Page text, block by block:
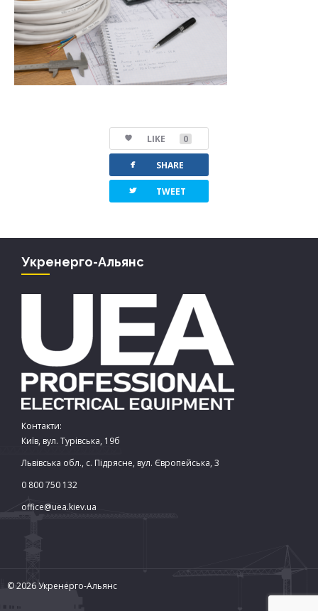
LIKE 0
facebook SHARE
twitterbird TWEET
Укренерго-Альянс
Контакти:
Київ, вул. Турівська, 19б
Львівська обл., с. Підрясне, вул. Європейська, 3
0 800 750 132
office@uea.kiev.ua
© 2026 Укренерго-Альянс